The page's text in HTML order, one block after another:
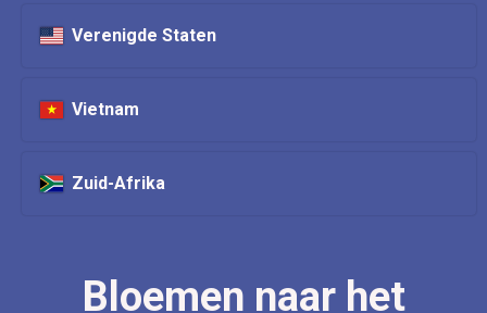
Verenigde Staten
Vietnam
Zuid-Afrika
Bloemen naar het